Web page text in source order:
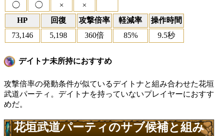
◯ ◯ ×
×
HP
回復 攻撃倍率 軽減率
操作時間
73,146
5,198 360倍 85% 9.5秒
デイトナ未所持におすすめ
攻撃倍率の発動条件が似ているデイトナと組み合わせた花垣
武道パーティ。デイトナを持っていないプレイヤーにおすす
めだ。
花垣武道パーティのサブ候補と組み